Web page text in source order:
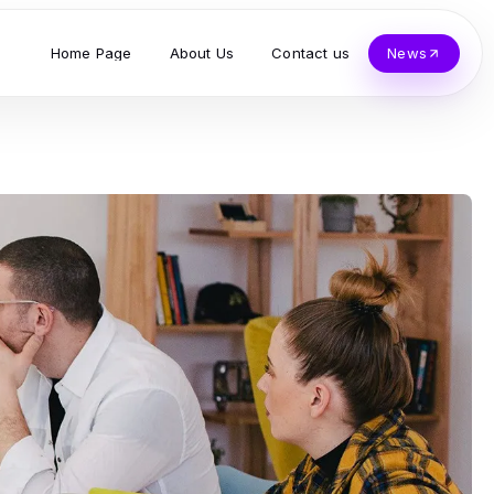
Home Page About Us Contact us News